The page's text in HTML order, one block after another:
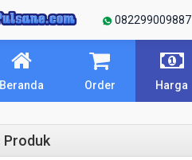
082299009887
Beranda Order Harga
Produk